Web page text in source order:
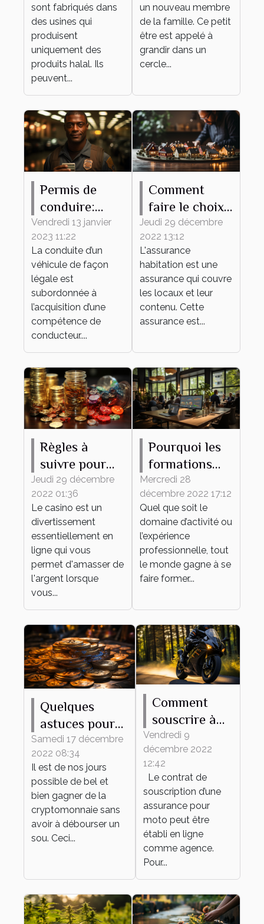
sont fabriqués dans
des usines qui
produisent
uniquement des
produits halal. Ils
peuvent...
un nouveau membre
de la famille. Ce petit
être est appelé à
grandir dans un
cercle...
Permis de
conduire:
pourquoi
l'obtenir ?
Vendredi 13 janvier
2023 11:22
La conduite d’un
véhicule de façon
légale est
subordonnée à
l’acquisition d’une
compétence de
conducteur....
Comment
faire le choix
d'une bonne
assurance
habitation ?
Jeudi 29 décembre
2022 13:12
L'assurance
habitation est une
assurance qui couvre
les locaux et leur
contenu. Cette
assurance est...
Règles à
suivre pour
gagner de
l'argent au
casino en
ligne
Jeudi 29 décembre
2022 01:36
Le casino est un
divertissement
essentiellement en
ligne qui vous
permet d'amasser de
l'argent lorsque
vous...
Pourquoi les
formations
continues
sont-elles
importantes
pour une
entreprise ?
Mercredi 28
décembre 2022 17:12
Quel que soit le
domaine d’activité ou
l’expérience
professionnelle, tout
le monde gagne à se
faire former...
Quelques
astuces pour
trouver les
meilleurs jeux
de
cryptomonnaie
Samedi 17 décembre
2022 08:34
Il est de nos jours
possible de bel et
bien gagner de la
cryptomonnaie sans
avoir à débourser un
sou. Ceci...
Comment
souscrire à
une
assurance
moto en
ligne?
Vendredi 9
décembre 2022
12:42
Le contrat de
souscription d’une
assurance pour
moto peut être
établi en ligne
comme agence.
Pour...